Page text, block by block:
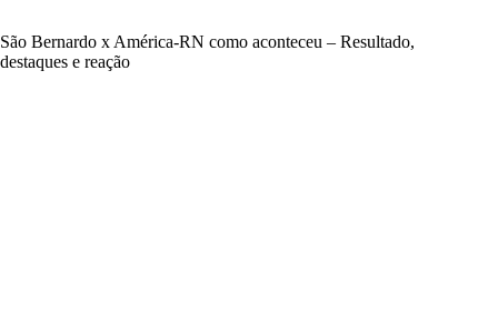
São Bernardo x América-RN como aconteceu – Resultado,
destaques e reação